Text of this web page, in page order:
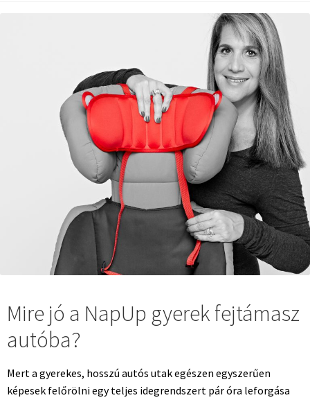
Mire jó a NapUp gyerek fejtámasz
autóba?
Mert a gyerekes, hosszú autós utak egészen egyszerűen
képesek felőrölni egy teljes idegrendszert pár óra leforgása